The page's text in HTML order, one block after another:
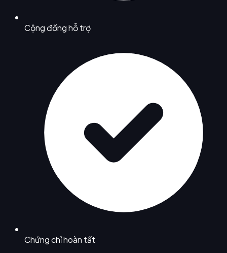
Cộng đồng hỗ trợ
Chứng chỉ hoàn tất